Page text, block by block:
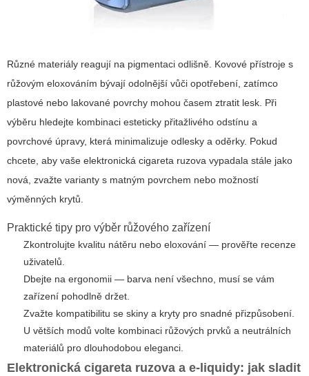
Různé materiály reagují na pigmentaci odlišně. Kovové přístroje s
růžovým eloxováním bývají odolnější vůči opotřebení, zatímco
plastové nebo lakované povrchy mohou časem ztratit lesk. Při
výběru hledejte kombinaci esteticky přitažlivého odstínu a
povrchové úpravy, která minimalizuje odlesky a oděrky. Pokud
chcete, aby vaše elektronická cigareta ruzova vypadala stále jako
nová, zvažte varianty s matným povrchem nebo možností
výměnných krytů.
Praktické tipy pro výběr růžového zařízení
Zkontrolujte kvalitu nátěru nebo eloxování — prověřte recenze
uživatelů.
Dbejte na ergonomii — barva není všechno, musí se vám
zařízení pohodlně držet.
Zvažte kompatibilitu se skiny a kryty pro snadné přizpůsobení.
U větších modů volte kombinaci růžových prvků a neutrálních
materiálů pro dlouhodobou eleganci.
Elektronická cigareta ruzova a e-liquidy: jak sladit